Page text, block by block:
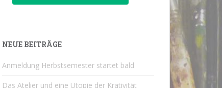
NEUE BEITRÄGE
Anmeldung Herbstsemester startet bald
Das Atelier und eine Utopie der Krativität